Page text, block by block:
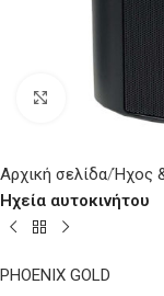
Κάντε κλικ
Αρχική σελίδα Ήχος
Ηχεία αυτοκινήτου
PHOENIX GOLD